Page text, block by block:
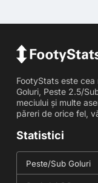
FootyStats este
Goluri, Peste 2.5/
meciului și multe
păreri de orice fel,
Statistici
Peste/Sub Goluri